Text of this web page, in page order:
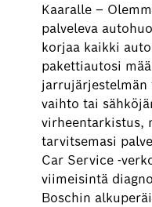
Kaaralle –
palveleva
korjaa kaikki
pakettiautosi
jarrujärjestelmän
vaihto tai
virheentarkistus,
tarvitsemasi
Car Service -
viimeisintä
Boschin